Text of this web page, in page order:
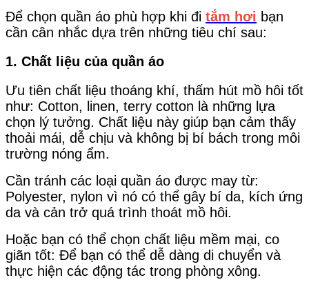
Để chọn quần áo phù hợp khi đi tắm hơi bạn
cần cân nhắc dựa trên những tiêu chí sau:
1. Chất liệu của quần áo
Ưu tiên chất liệu thoáng khí, thấm hút mồ hôi tốt
như: Cotton, linen, terry cotton là những lựa
chọn lý tưởng. Chất liệu này giúp bạn cảm thấy
thoải mái, dễ chịu và không bị bí bách trong môi
trường nóng ẩm.
Cần tránh các loại quần áo được may từ:
Polyester, nylon vì nó có thể gây bí da, kích ứng
da và cản trở quá trình thoát mồ hôi.
Hoặc bạn có thể chọn chất liệu mềm mại, co
giãn tốt: Để bạn có thể dễ dàng di chuyển và
thực hiện các động tác trong phòng xông.